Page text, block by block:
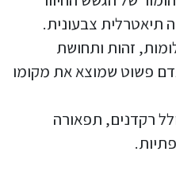
תיאטרלית צבעונית.
זהות ותחושת
פשוט שמוצא את מקומו
רקדנים, תפאורה